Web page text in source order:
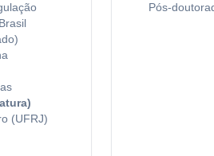
(UFRJ)
Pós-